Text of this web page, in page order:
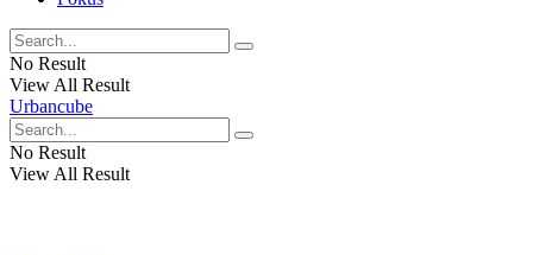
No Result
View All Result
Urbancube
No Result
View All Result